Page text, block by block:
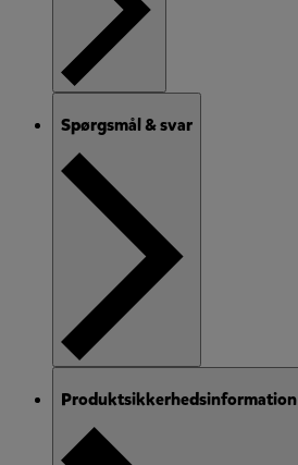
Spørgsmål & svar
Produktsikkerhedsinformation